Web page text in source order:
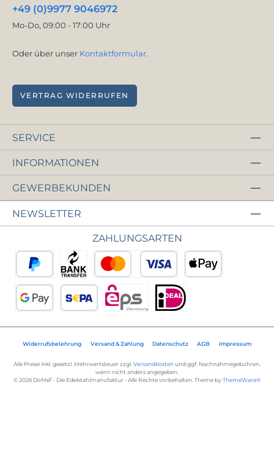
+49 (0)9977 9046972
Mo-Do, 09:00 - 17:00 Uhr
Oder über unser Kontaktformular.
VERTRAG WIDERRUFEN
SERVICE
INFORMATIONEN
GEWERBEKUNDEN
NEWSLETTER
ZAHLUNGSARTEN
Widerrufsbelehrung Versand & Zahlung Datenschutz AGB Impressum
Alle Preise inkl. gesetzl. Mehrwertsteuer zzgl. Versandkostenund ggf. Nachnahmegebühren,
wenn nicht anders angegeben.
© 2026 DoMeT - Die Edelstahlmanufaktur - Alle Rechte vorbehalten. Theme byThemeWare®